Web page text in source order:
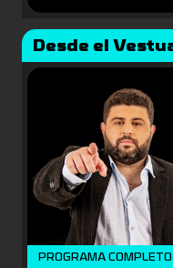
Desde el
PROGRAMA COMPLETO